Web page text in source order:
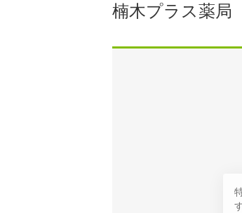
楠木プラス薬局